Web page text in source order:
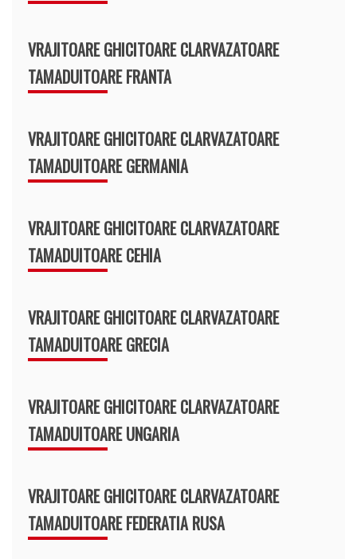
VRAJITOARE GHICITOARE CLARVAZATOARE
TAMADUITOARE FRANTA
VRAJITOARE GHICITOARE CLARVAZATOARE
TAMADUITOARE GERMANIA
VRAJITOARE GHICITOARE CLARVAZATOARE
TAMADUITOARE CEHIA
VRAJITOARE GHICITOARE CLARVAZATOARE
TAMADUITOARE GRECIA
VRAJITOARE GHICITOARE CLARVAZATOARE
TAMADUITOARE UNGARIA
VRAJITOARE GHICITOARE CLARVAZATOARE
TAMADUITOARE FEDERATIA RUSA